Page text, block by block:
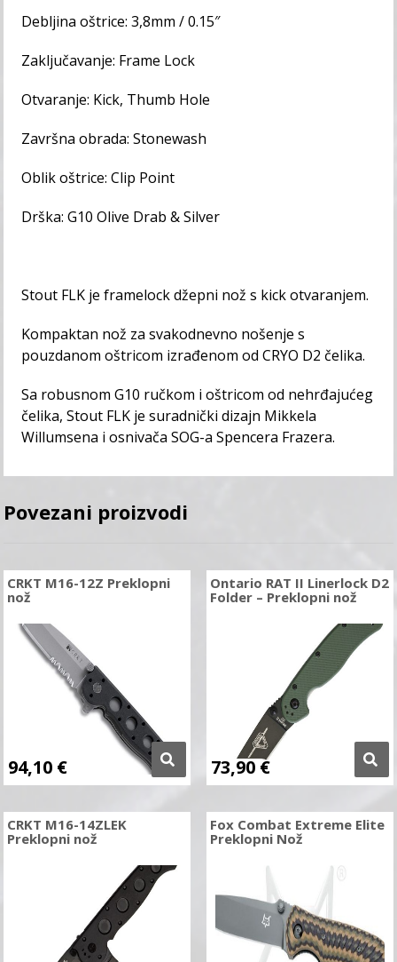
Debljina oštrice: 3,8mm / 0.15″
Zaključavanje: Frame Lock
Otvaranje: Kick, Thumb Hole
Završna obrada: Stonewash
Oblik oštrice: Clip Point
Drška: G10 Olive Drab & Silver
Stout FLK je framelock džepni nož s kick otvaranjem.
Kompaktan nož za svakodnevno nošenje s
pouzdanom oštricom izrađenom od CRYO D2 čelika.
Sa robusnom G10 ručkom i oštricom od nehrđajućeg
čelika, Stout FLK je suradnički dizajn Mikkela
Willumsena i osnivača SOG-a Spencera Frazera.
Povezani proizvodi
CRKT M16-12Z Preklopni
nož
94,10 €
Ontario RAT II Linerlock D2
Folder – Preklopni nož
73,90€
CRKT M16-14ZLEK
Preklopni nož
Fox Combat Extreme Elite
Preklopni Nož